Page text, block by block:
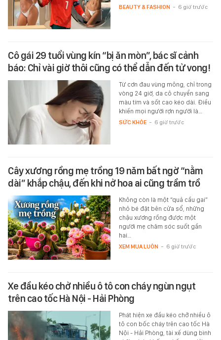
BEAUTY & FASHION - 6 giờ trước
Cô gái 29 tuổi vùng kín “bị ăn mòn”, bác sĩ cảnh
báo: Chỉ vài giờ thôi cũng có thể dẫn đến tử vong!
Từ cơn đau vùng mông, chỉ trong
vòng 24 giờ, da cô chuyển sang
màu tím và sốt cao kéo dài. Điều
khiến mọi người rợn người là…
SỨC KHỎE - 6 giờ trước
Cây xương rồng mẹ trồng 19 năm bất ngờ “nằm
dài” khắp chậu, đến khi nở hoa ai cũng trầm trồ
Không còn là một “quả cầu gai”
nhỏ bé đặt bên cửa sổ, những
chậu xương rồng được một
người mẹ chăm sóc suốt gần
hai…
XEM MUA LUÔN - 6 giờ trước
Xe đầu kéo chở nhiều ô tô con cháy ngùn ngụt
trên cao tốc Hà Nội - Hải Phòng
Phát hiện xe đầu kéo chở nhiều ô
tô con bốc cháy trên cao tốc Hà
Nội - Hải Phòng, tài xế dùng bình